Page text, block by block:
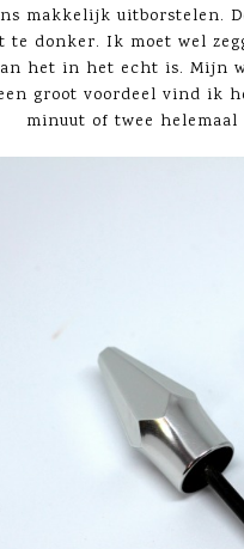
makkelijk uitborstelen.
te donker. Ik moet wel
het in het echt is. Mijn
groot voordeel vind ik
minuut of twee